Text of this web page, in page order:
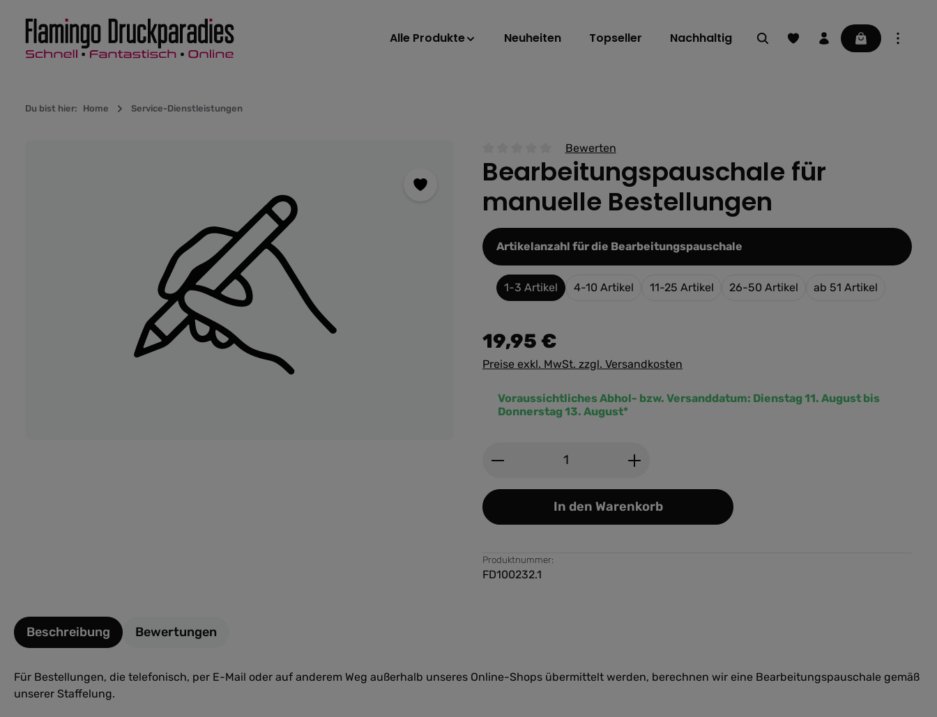
Hauptnavigation springen
Alle Produkte Neuheiten Topseller Nachhaltig Du hast 0 Produkte auf dem
Warenkorb
Du bist hier: Home Service-Dienstleistungen
Durchschnittliche Bewertung von 0 von 5 Sternen
Bewerten
Bearbeitungspauschale für
manuelle Bestellungen
Artikelanzahl für die Bearbeitungspauschale
1-3 Artikel 4-10 Artikel 11-25 Artikel 26-50 Artikel ab 51 Artikel
Produkt Anzahl: Gib den gewünschten Wert ein oder
In den Warenkorb
Voraussichtliches Abhol- bzw. Versanddatum: Dienstag 11. August bis
Donnerstag 13. August*
19,95 €
Preise exkl. MwSt. zzgl. Versandkosten
Produktnummer:
FD100232.1
Beschreibung Bewertungen
Für Bestellungen, die telefonisch, per E-Mail oder auf anderem Weg außerhalb unseres Online-Shops übermittelt werden, berechnen wir eine Bearbeitungspauschale gemäß
unserer Staffelung.